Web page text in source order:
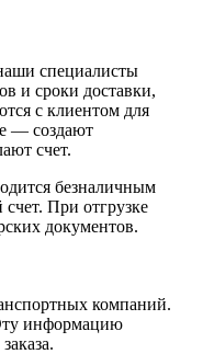
специалисты
и сроки доставки,
с клиентом для
— создают
счет.
безналичным
При отгрузке
документов.
компаний.
информацию